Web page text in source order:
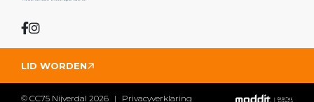
LID WORDEN
© CC75 Nijverdal 2026 Privacyverklaring